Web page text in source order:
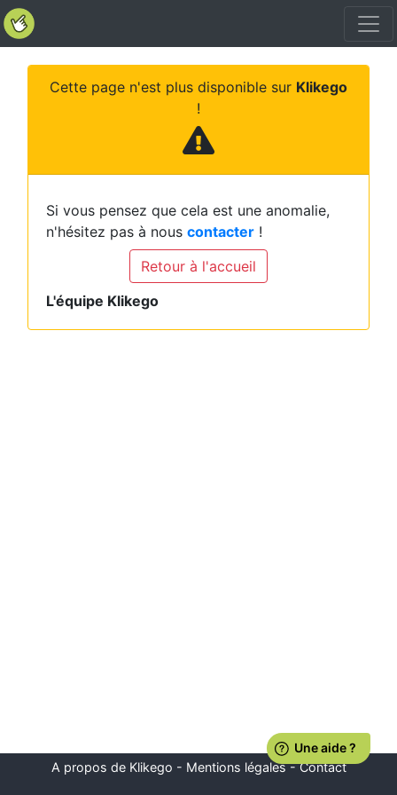
Cette page n'est plus disponible sur Klikego
!
Si vous pensez que cela est une anomalie,
n'hésitez pas à nous contacter !
Retour à l'accueil
L'équipe Klikego
A propos de Klikego - Mentions légales-Contact